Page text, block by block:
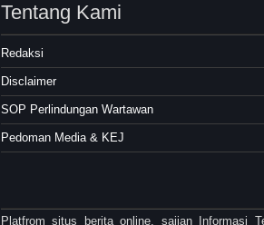
Tentang Kami
Redaksi
Disclaimer
SOP Perlindungan Wartawan
Pedoman Media & KEJ
Platfrom situs berita online, sajian Informasi